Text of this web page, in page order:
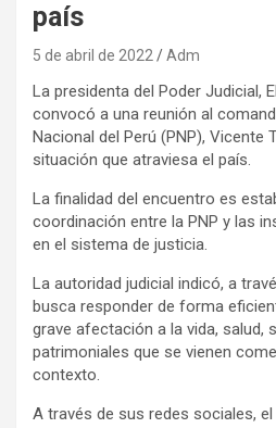
país
5 de abril de 2022 Adm
La presidenta del Poder Judicial,
convocó a una reunión al
Nacional del Perú (PNP), Vicente
situación que atraviesa el país.
La finalidad del encuentro es
coordinación entre la PNP y las
en el sistema de justicia.
La autoridad judicial indicó, a
busca responder de forma
grave afectación a la vida, salud,
patrimoniales que se vienen
contexto.
A través de sus redes sociales,